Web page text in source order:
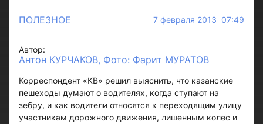
ПОЛЕЗНОЕ 7 февраля 2013 07:49
Автор:
Антон КУРЧАКОВ, Фото: Фарит МУРАТОВ
Корреспондент «КВ» решил выяснить, что казанские
пешеходы думают о водителях, когда ступают на
зебру, и как водители относятся к переходящим улицу
участникам дорожного движения, лишенным колес и